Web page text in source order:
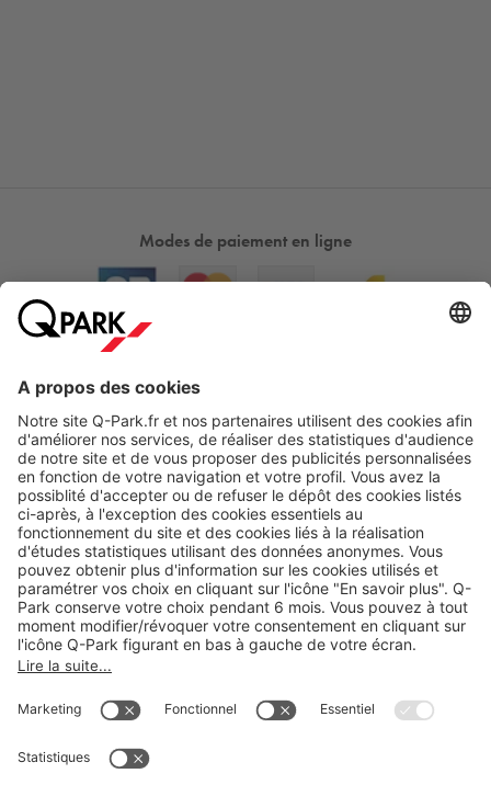
Modes de paiement en ligne
Nos produits
Nos services